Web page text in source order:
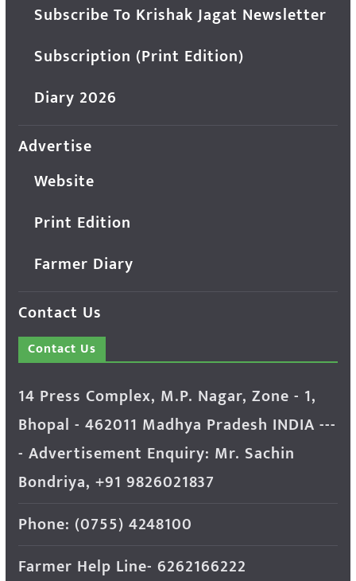
Subscribe To Krishak Jagat Newsletter
Subscription (Print Edition)
Diary 2026
Advertise
Website
Print Edition
Farmer Diary
Contact Us
Contact Us
14 Press Complex, M.P. Nagar, Zone - 1,
Bhopal - 462011 Madhya Pradesh INDIA ---
- Advertisement Enquiry: Mr. Sachin
Bondriya, +91 9826021837
Phone: (0755) 4248100
Farmer Help Line- 6262166222